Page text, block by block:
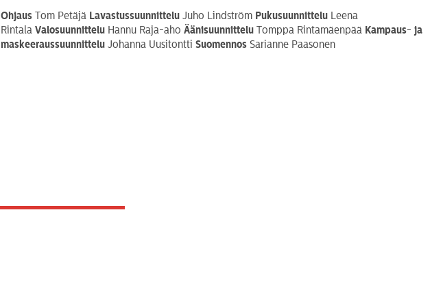
OhjausTom Petäjä LavastussuunnitteluJuho Lindström PukusuunnitteluLeena
Rintala ValosuunnitteluHannu Raja-aho ÄänisuunnitteluTomppa Rintamäenpää Kampaus- ja
maskeeraussuunnitteluJohanna Uusitontti SuomennosSarianne Paasonen